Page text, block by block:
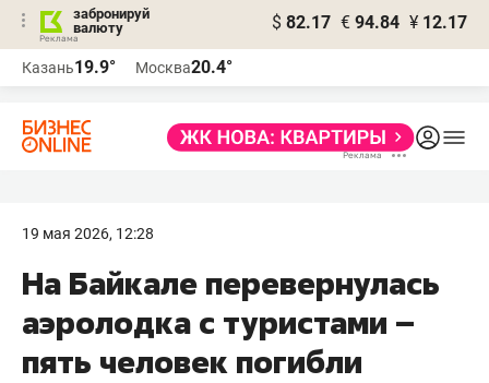
забронируй
валюту
$ 82.17 € 94.84 ¥ 12.17
Казань19.9° Москва20.4°
19 мая 2026, 12:28
На Байкале перевернулась
аэролодка с туристами –
пять человек погибли